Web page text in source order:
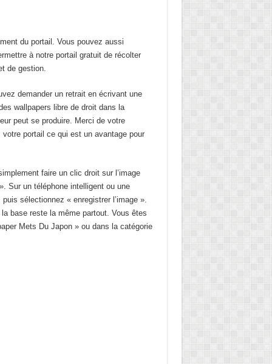
du portail. Vous pouvez aussi
à notre portail gratuit de récolter
de gestion.
demander un retrait en écrivant une
wallpapers libre de droit dans la
peut se produire. Merci de votre
portail ce qui est un avantage pour
faire un clic droit sur l’image
Sur un téléphone intelligent ou une
sélectionnez « enregistrer l’image ».
base reste la même partout. Vous êtes
Mets Du Japon » ou dans la catégorie